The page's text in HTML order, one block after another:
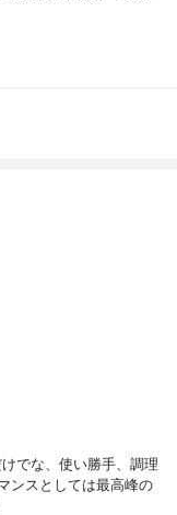
でな、使い勝手、調理
ンスとしては最高峰の